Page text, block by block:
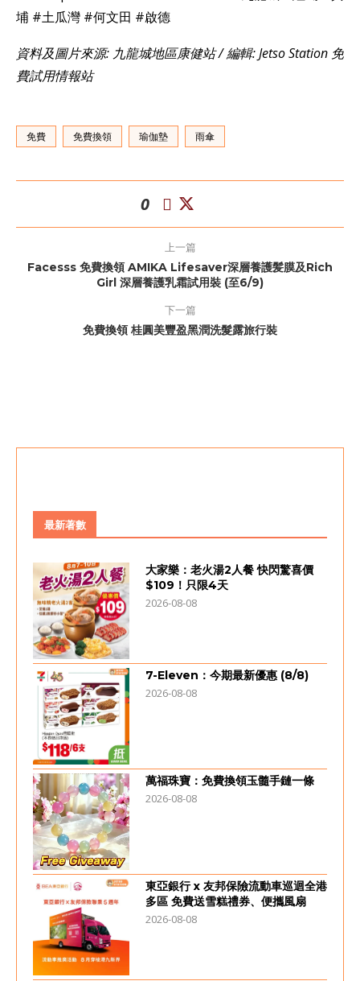
埔 #土瓜灣 #何文田 #啟德
資料及圖片來源: 九龍城地區康健站 / 編輯: Jetso Station 免
費試用情報站
免費 免費換領 瑜伽墊 雨傘
0
上一篇
Facesss 免費換領 AMIKA Lifesaver深層養護髪膜及Rich
Girl 深層養護乳霜試用裝 (至6/9)
下一篇
免費換領 桂圓美豐盈黑潤洗髮露旅行裝
最新著數
大家樂：老火湯2人餐 快閃驚喜價
$109！只限4天
2026-08-08
7-Eleven：今期最新優惠 (8/8)
2026-08-08
萬福珠寶：免費換領玉髓手鏈一條
2026-08-08
東亞銀行 x 友邦保險流動車巡迴全港
多區 免費送雪糕禮券、便攜風扇
2026-08-08